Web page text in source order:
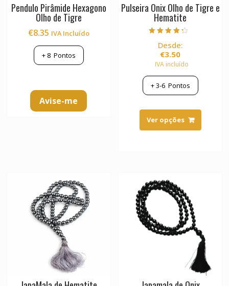
Pendulo Pirâmide Hexagono
Olho de Tigre
€8.35 IVA Incluído
+ 8Pontos
Avise-me
Pulseira Onix Olho de Tigre e
Hematite
4.00
de 5
Desde:
€3.50
IVA incluído
+3-6Pontos
Ver opções
This
has
the
product
page